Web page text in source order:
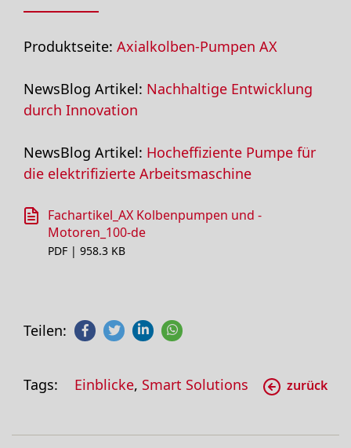
Produktseite: Axialkolben-Pumpen AX
NewsBlog Artikel: Nachhaltige Entwicklung
durch Innovation
NewsBlog Artikel: Hocheffiziente Pumpe für
die elektrifizierte Arbeitsmaschine
Fachartikel_AX Kolbenpumpen und -
Motoren_100-de
PDF | 958.3 KB
Teilen:
Tags: Einblicke, Smart Solutions zurück